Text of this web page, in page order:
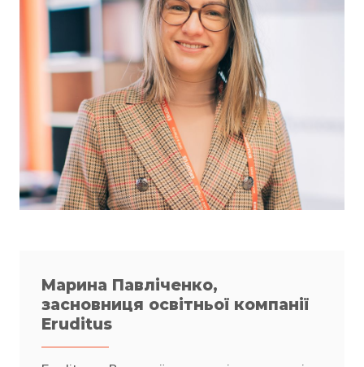
Марина Павліченко,
засновниця освітньої компанії
Eruditus